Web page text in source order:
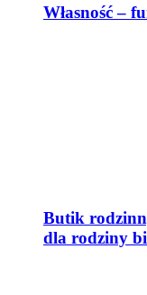
Własność –
Butik
dla rodziny